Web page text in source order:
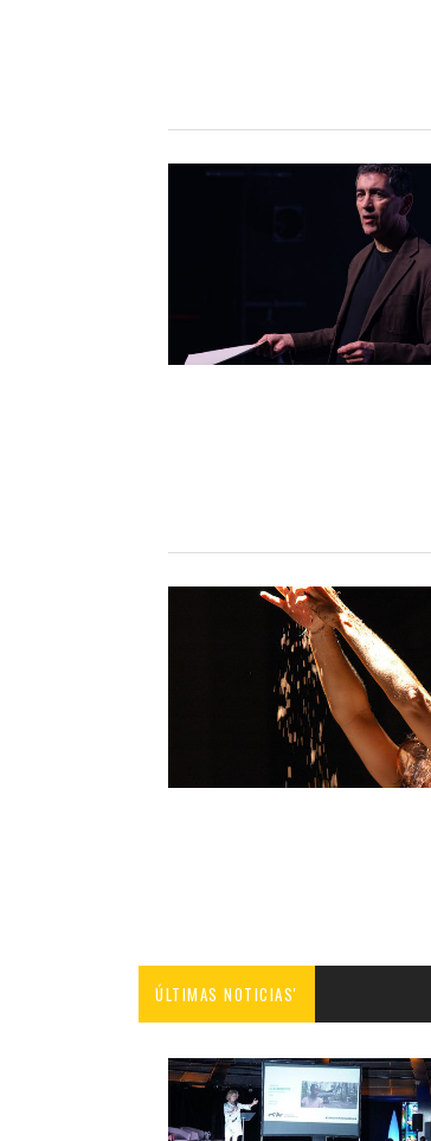
ÚLTIMAS NOTICIAS'